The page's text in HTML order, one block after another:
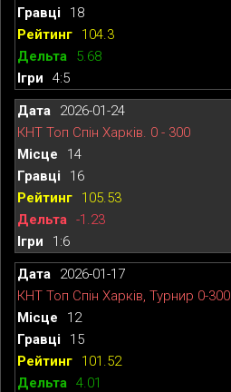
18
104.3
5.68
4:5
2026-01-24
КНТ Топ Спін Харків. 0 - 300
14
16
105.53
-1.23
1:6
2026-01-17
КНТ Топ Спін Харків, Турнир 0-300
12
15
101.52
4.01